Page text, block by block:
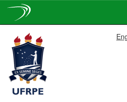
navigation